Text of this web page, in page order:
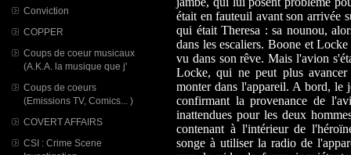
Conviction
COPPER
Coups de coeur musicaux
(A.K.A. la musique que j'
Coups de coeurs
(Emissions TV, Comics... )
COVERT AFFAIRS
CSI : Crime Scene
était en fauteuil avant son arrivée
qui était Theresa : sa nounou,
dans les escaliers. Boone et
vu dans son rêve. Mais l'avion
Locke, qui ne peut plus avancer
monter dans l'appareil. A bord, le
confirmant la provenance de
inattendues pour les deux
contenant à l'intérieur de
songe à utiliser la radio de